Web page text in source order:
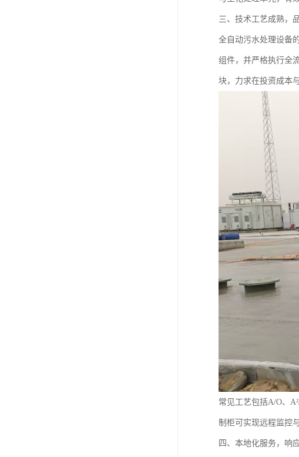
三、技术工艺成熟，
全自动污水处理设备
组件，并严格执行全
块，力求在投资成本
常见工艺包括A/O、
制柜可实现远程监控
四、本地化服务，响